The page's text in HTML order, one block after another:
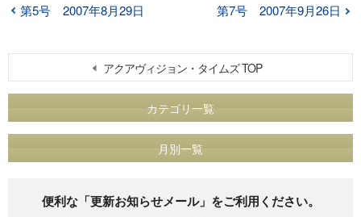
アクアヴィジョン・タイムズ TOP
カテゴリ一覧
月別一覧
便利な「更新お知らせメール」をご利用ください。
第5号 2007年8月29日 第7号 2007年9月26日